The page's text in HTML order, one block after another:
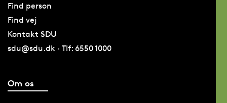
Find person
Find vej
Kontakt SDU
sdu@sdu.dk · Tlf: 6550 1000
Om os